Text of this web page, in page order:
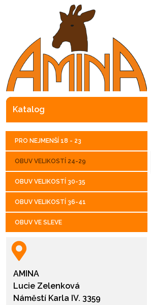
katalog
PRO NEJMENŠÍ 18 - 23
OBUV VELIKOSTÍ 24-29
OBUV VELIKOSTÍ 30-35
OBUV VELIKOSTÍ 36-41
OBUV VE SLEVE
AMINA
Lucie Zelenková
Náměstí Karla IV. 3359